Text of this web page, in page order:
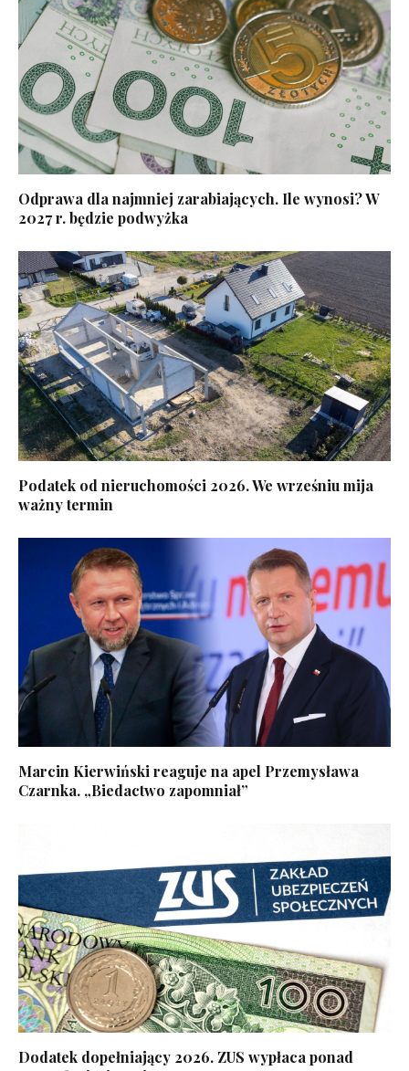
Odprawa dla najmniej zarabiających. Ile wynosi? W
2027 r. będzie podwyżka
Podatek od nieruchomości 2026. We wrześniu mija
ważny termin
Marcin Kierwiński reaguje na apel Przemysława
Czarnka. „Biedactwo zapomniał”
Dodatek dopełniający 2026. ZUS wypłaca ponad